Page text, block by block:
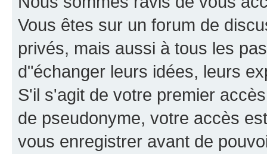
Vous êtes sur un forum de
privés, mais aussi à tous les
d"échanger leurs idées, leurs
S'il s'agit de votre premier
de pseudonyme, votre accès
vous enregistrer avant de